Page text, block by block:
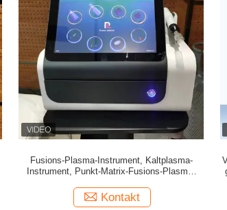
Fusions-Plasma-Instrument, Kaltplasma-
Instrument, Punkt-Matrix-Fusions-Plasma-
Fokussierung, Narbenreparatur und Fleck-
Aufhellen Schönheitssalon.
Kontakt